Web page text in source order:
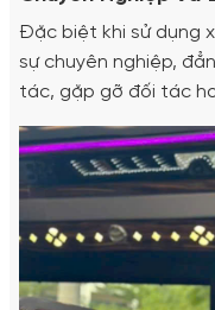
Đặc biệt khi sử dụng
sự chuyên nghiệp,
tác, gặp gỡ đối tác